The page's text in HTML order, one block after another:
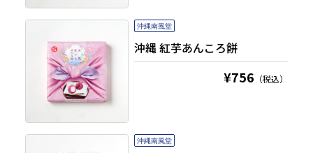
沖縄 紅芋あんころ餅
¥756 （税込）